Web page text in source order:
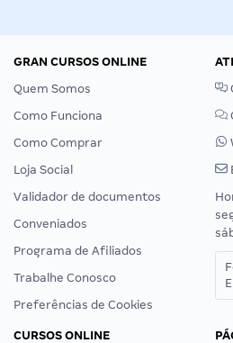
GRAN CURSOS ONLINE
Quem Somos
Como Funciona
Como Comprar
Loja Social
Validador de documentos
Conveniados
Programa de Afiliados
Trabalhe Conosco
Preferências de Cookies
CURSOS ONLINE